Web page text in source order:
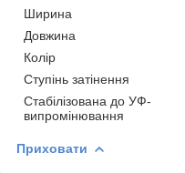
Ширина
Довжина
Колір
Ступінь затінення
Стабілізована до УФ-
випромінювання
Приховати